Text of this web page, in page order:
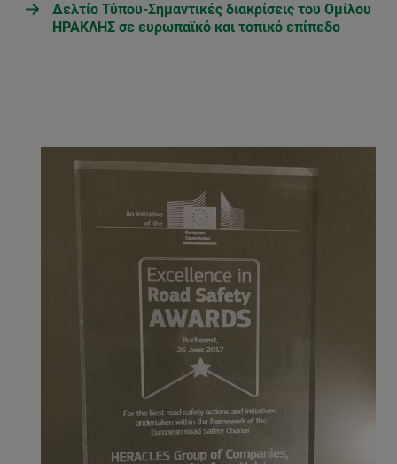
Δελτίο Τύπου-Σημαντικές διακρίσεις του Ομίλου
ΗΡΑΚΛΗΣ σε ευρωπαϊκό και τοπικό επίπεδο